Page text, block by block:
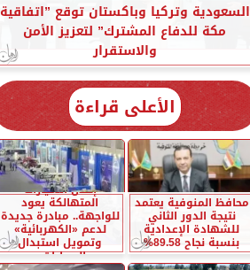
السعودية وتركيا وباكستان توقع ”اتفاقية
مكة للدفاع المشترك” لتعزيز الأمن
والاستقرار
الأعلى قراءة
محافظ المنوفية يعتمد
نتيجة الدور الثاني
للشهادة الإعدادية
بنسبة نجاح 89.58%
إحلال السيارات
المتهالكة يعود
للواجهة.. مبادرة جديدة
لدعم «الكهربائية»
وتمويل استبدال
السيارات...